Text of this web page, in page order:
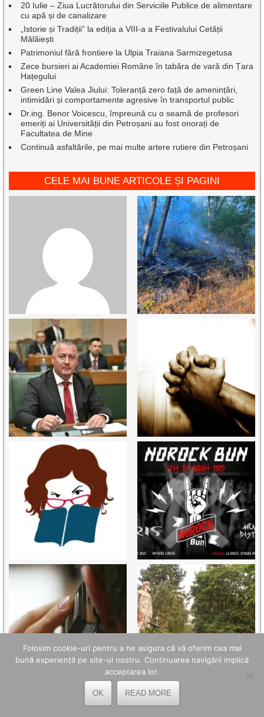
20 Iulie – Ziua Lucrătorului din Serviciile Publice de alimentare
cu apă și de canalizare
„Istorie și Tradiții” la ediția a VIII-a a Festivalului Cetății
Mălăiești
Patrimoniul fără frontiere la Ulpia Traiana Sarmizegetusa
Zece bursieri ai Academiei Române în tabăra de vară din Țara
Hațegului
Green Line Valea Jiului: Toleranță zero față de amenințări,
intimidări și comportamente agresive în transportul public
Dr.ing. Benor Voicescu, împreună cu o seamă de profesori
emeriți ai Universității din Petroșani au fost onorați de
Facultatea de Mine
Continuă asfaltările, pe mai multe artere rutiere din Petroșani
CELE MAI BUNE ARTICOLE ȘI PAGINI
Folosim cookie-uri pentru a ne asigura că vă oferim cea mai
bună experiență pe site-ul nostru. Continuarea navigării implică
acceptarea lor.
OK READ MORE